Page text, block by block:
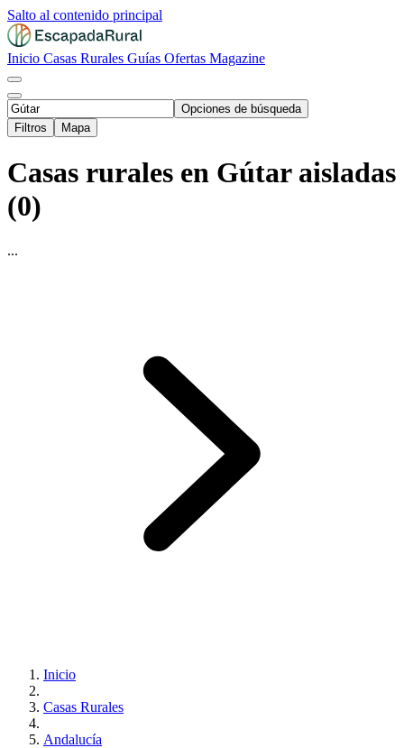
Salto al contenido principal
Inicio Casas Rurales Guías Ofertas Magazine
Opciones de búsqueda
Filtros
Mapa
Casas rurales en Gútar aisladas
(0)
...
Inicio
Casas Rurales
Andalucía